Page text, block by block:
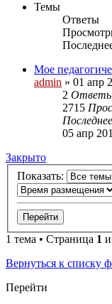
Темы
Ответы
Мое
admin » 01 апр
2
2715
05 апр
Закрыто
Показать:
1 тема • Страница 1
Вернуться к списку
Перейти